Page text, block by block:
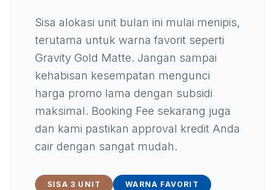
Sisa alokasi unit bulan ini mulai menipis,
terutama untuk warna favorit seperti
Gravity Gold Matte. Jangan sampai
kehabisan kesempatan mengunci
harga promo lama dengan subsidi
maksimal. Booking Fee sekarang juga
dan kami pastikan approval kredit Anda
cair dengan sangat mudah.
SISA 3 UNIT WARNA FAVORIT